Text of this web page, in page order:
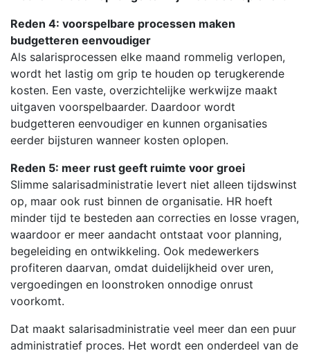
Reden 4: voorspelbare processen maken
budgetteren eenvoudiger
Als salarisprocessen elke maand rommelig verlopen,
wordt het lastig om grip te houden op terugkerende
kosten. Een vaste, overzichtelijke werkwijze maakt
uitgaven voorspelbaarder. Daardoor wordt
budgetteren eenvoudiger en kunnen organisaties
eerder bijsturen wanneer kosten oplopen.
Reden 5: meer rust geeft ruimte voor groei
Slimme salarisadministratie levert niet alleen tijdswinst
op, maar ook rust binnen de organisatie. HR hoeft
minder tijd te besteden aan correcties en losse vragen,
waardoor er meer aandacht ontstaat voor planning,
begeleiding en ontwikkeling. Ook medewerkers
profiteren daarvan, omdat duidelijkheid over uren,
vergoedingen en loonstroken onnodige onrust
voorkomt.
Dat maakt salarisadministratie veel meer dan een puur
administratief proces. Het wordt een onderdeel van de